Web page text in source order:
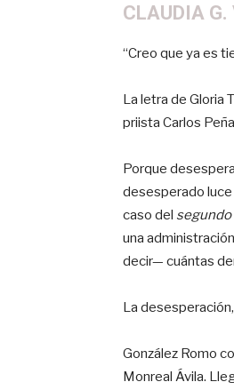
CLAUDIA G.
“Creo que ya es
La letra de Gloria
priista Carlos
Porque
desesperado luce
caso del
una
decir— cuántas
La
González Romo
Monreal Ávila.